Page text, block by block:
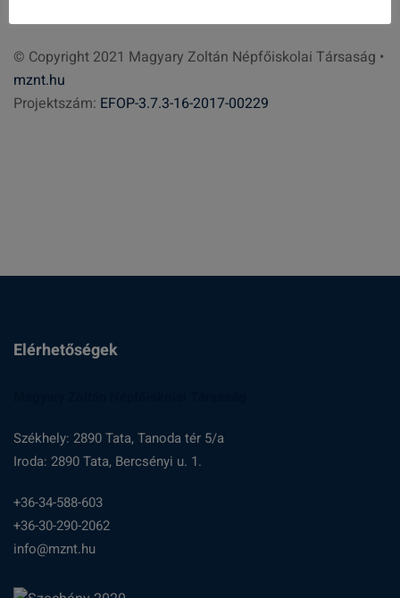
e
s
é
© Copyright 2021 Magyary Zoltán Népfőiskolai Társaság •
mznt.hu
Projektszám: EFOP-3.7.3-16-2017-00229
Elérhetőségek
Székhely: 2890 Tata, Tanoda tér 5/a
Iroda: 2890 Tata, Bercsényi u. 1.
+36-34-588-603
+36-30-290-2062
info@mznt.hu